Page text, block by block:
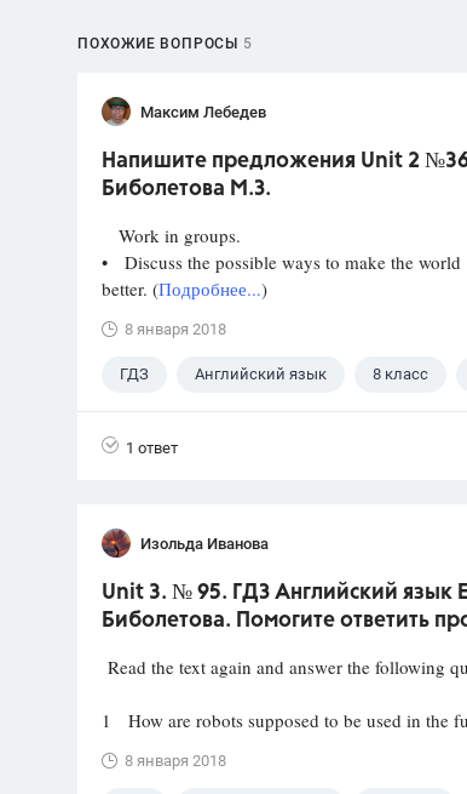
ПОХОЖИЕ ВОПРОСЫ 5
Максим Лебедев
Напишите предложения Unit 2 №36
Биболетова М.З.
Work in groups.
• Discuss the possible ways to make the world
better. (Подробнее...)
8 января 2018
ГДЗ Английский язык 8 класс
1 ответ
Изольда Иванова
Unit 3. № 95. ГДЗ Английский язык
Биболетова. Помогите ответить
Read the text again and answer the following
1 How are robots supposed to be used in the
8 января 2018